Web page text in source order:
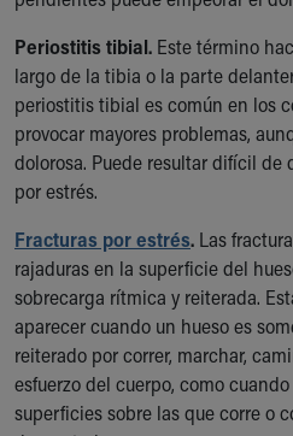
Periostitis tibial. Este término
largo de la tibia o la parte
periostitis tibial es común en los
provocar mayores problemas,
dolorosa. Puede resultar difícil de
por estrés.
Fracturas por estrés. Las
rajaduras en la superficie del
sobrecarga rítmica y reiterada.
aparecer cuando un hueso es
reiterado por correr, marchar,
esfuerzo del cuerpo, como
superficies sobre las que corre o